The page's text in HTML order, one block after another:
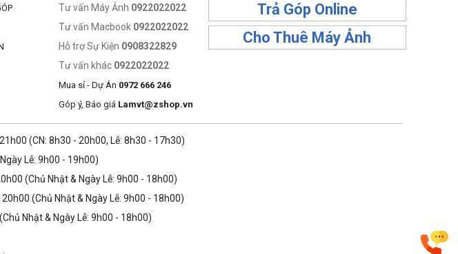
gọn vào túi, nên bạn luôn có thể mang theo bên mình. Máy cũng được chế tạo từ hơn 50%
Tư vấn Máy Ảnh 0922022022
Tư vấn Macbook 0922022022
Hỗ trợ Sự Kiện 0908322829
Tư vấn khác 0922022022
Mua sỉ - Dự Án 0972 666 246
Góp ý, Báo giá Lamvt@zshop.vn
Trả Góp Online
Cho Thuê Máy Ảnh
21h00 (CN: 8h30 - 20h00, Lễ: 8h30 - 17h30)
Lễ: 9h00 - 19h00)
(Chủ Nhật & Ngày Lễ: 9h00 - 18h00)
20h00 (Chủ Nhật & Ngày Lễ: 9h00 - 18h00)
Nhật & Ngày Lễ: 9h00 - 18h00)